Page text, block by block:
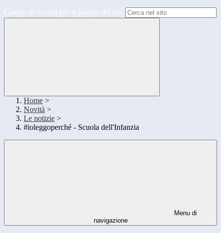
Campo di ricerca per le pagine del sito
Home >
Novità >
Le notizie >
#ioleggoperché - Scuola dell'Infanzia
Menu di
navigazione